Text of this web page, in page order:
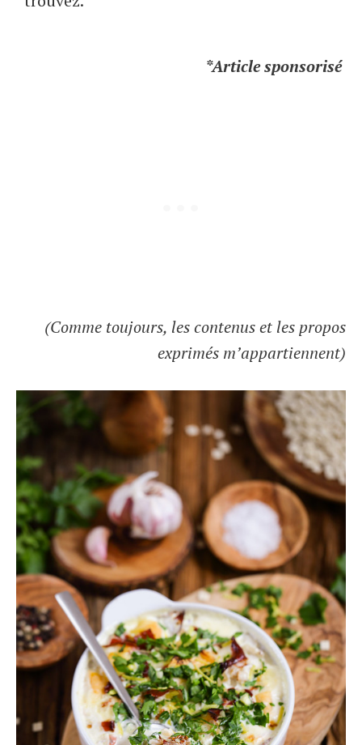
*Article sponsorisé
(Comme toujours, les contenus et les propos
exprimés m’appartiennent)